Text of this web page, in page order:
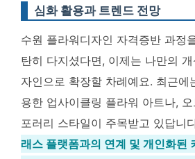
심화 활용과 트렌드 전망
수원 플라워디자인 자격증반 과정
탄히 다지셨다면, 이제는 나만의
자인으로 확장할 차례예요. 최근에
용한 업사이클링 플라워 아트나,
포러리 스타일이 주목받고 있답니
래스 플랫폼과의 연계 및 개인화된